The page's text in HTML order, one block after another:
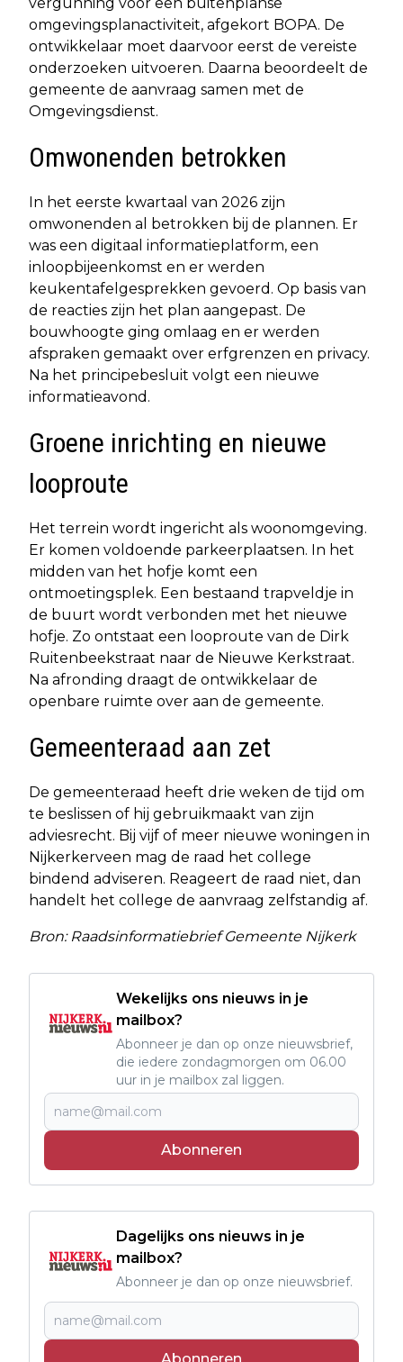
omgevingsplanactiviteit, afgekort BOPA. De
ontwikkelaar moet daarvoor eerst de vereiste
onderzoeken uitvoeren. Daarna beoordeelt de
gemeente de aanvraag samen met de
Omgevingsdienst.
Omwonenden betrokken
In het eerste kwartaal van 2026 zijn
omwonenden al betrokken bij de plannen. Er
was een digitaal informatieplatform, een
inloopbijeenkomst en er werden
keukentafelgesprekken gevoerd. Op basis van
de reacties zijn het plan aangepast. De
bouwhoogte ging omlaag en er werden
afspraken gemaakt over erfgrenzen en privacy.
Na het principebesluit volgt een nieuwe
informatieavond.
Groene inrichting en nieuwe
looproute
Het terrein wordt ingericht als woonomgeving.
Er komen voldoende parkeerplaatsen. In het
midden van het hofje komt een
ontmoetingsplek. Een bestaand trapveldje in
de buurt wordt verbonden met het nieuwe
hofje. Zo ontstaat een looproute van de Dirk
Ruitenbeekstraat naar de Nieuwe Kerkstraat.
Na afronding draagt de ontwikkelaar de
openbare ruimte over aan de gemeente.
Gemeenteraad aan zet
De gemeenteraad heeft drie weken de tijd om
te beslissen of hij gebruikmaakt van zijn
adviesrecht. Bij vijf of meer nieuwe woningen in
Nijkerkerveen mag de raad het college
bindend adviseren. Reageert de raad niet, dan
handelt het college de aanvraag zelfstandig af.
Bron: Raadsinformatiebrief Gemeente Nijkerk
Wekelijks ons nieuws in je
mailbox?
Abonneer je dan op onze nieuwsbrief,
die iedere zondagmorgen om 06.00
uur in je mailbox zal liggen.
Abonneren
Dagelijks ons nieuws in je
mailbox?
Abonneer je dan op onze nieuwsbrief.